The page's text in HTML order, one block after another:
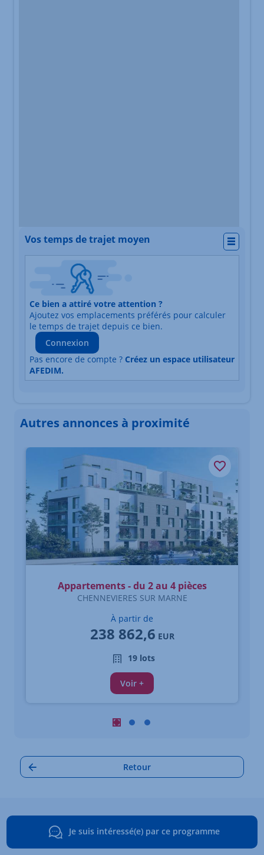
Vos temps de trajet moyen
Nature du lieu
Adresse
Durée du trajet en voiture
Durée du trajet en
Ce bien a attiré votre attention ?
Ajoutez vos emplacements préférés pour calculer
le temps de trajet depuis ce bien.
Connexion
Pas encore de compte ? Créez un espace utilisateur
AFEDIM.
Autres annonces à proximité
Carrousel : Autres annonces à
Carrousel : Autres annonces à
Carrousel : Autres
Élément 1 sur 3
Appartements - du 2 au 4 pièces
CHENNEVIERES SUR MARNE
À partir de
238 862,6 EUR
19 lots
Voir +
Retour
Je suis intéressé(e) par ce programme